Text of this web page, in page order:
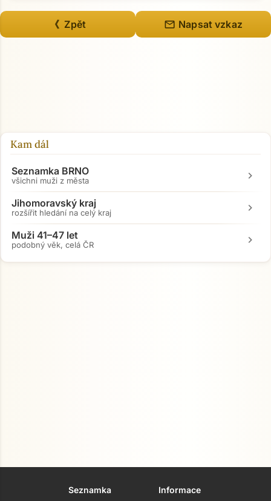
《 Zpět mail Napsat vzkaz
Kam dál
Seznamka BRNO
všichni muži z města chevron_right
Jihomoravský kraj
rozšířit hledání na celý kraj chevron_right
Muži 41–47 let
podobný věk, celá ČR chevron_right
Seznamka
Informace